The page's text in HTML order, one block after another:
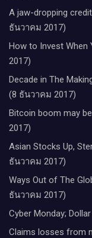
A jaw-dropping
ธันวาคม 2017)
How to Invest When
2017)
Decade in The
(8 ธันวาคม 2017)
Bitcoin boom may
2017)
Asian Stocks Up,
ธันวาคม 2017)
Ways Out of The
ธันวาคม 2017)
Cyber Monday;
Claims losses from